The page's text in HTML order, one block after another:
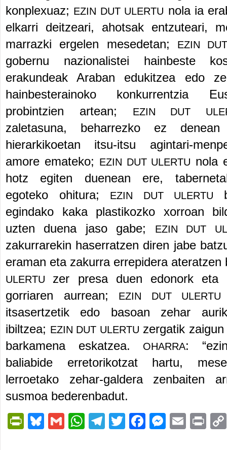
konplexuaz; EZIN DUT ULERTU nola ia
elkarri deitzeari, ahotsak entzuteari,
marrazki ergelen mesedetan;
EZIN
gobernu nazionalistei hainbeste
erakundeak Araban edukitzea edo
hainbesterainoko konkurrentzia
probintzien artean;
EZIN DUT
zaletasuna, beharrezko ez
hierarkikoetan itsu-itsu agintari-
amore emateko; EZIN DUT ULERTU nola
hotz egiten duenean ere,
egoteko ohitura;
EZIN DUT ULERTU
egindako kaka plastikozko xorroan
uzten duena jaso gabe;
EZIN DUT
zakurrarekin haserratzen diren jabe
eraman eta zakurra errepidera
ULERTU zer presa duen edonork eta
gorriaren aurrean;
EZIN DUT
itsasertzetik edo basoan zehar
ibiltzea; EZIN DUT ULERTU zergatik
barkamena eskatzea.
OHARRA: “
baliabide erretorikotzat hartu,
lerroetako zehar-galdera zenbaiten
susmoa bederenbadut.
PrintFriendly
Bluesky
GmailWhatsApp
Telegram
TwitterFacebook
Email